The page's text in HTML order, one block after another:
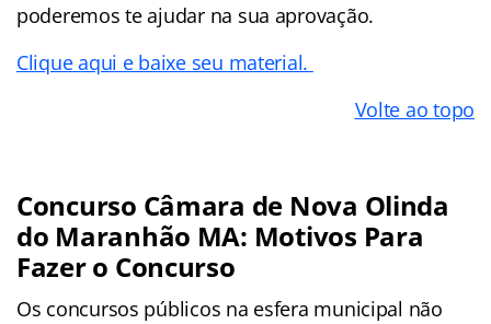
poderemos te ajudar na sua aprovação.
Clique aqui e baixe seu material.
Volte ao topo
Concurso Câmara de Nova Olinda
do Maranhão MA: Motivos Para
Fazer o Concurso
Os concursos públicos na esfera municipal não